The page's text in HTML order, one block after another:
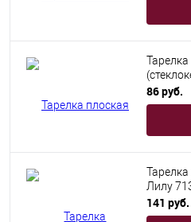
Тарелка
86 руб.
Лилу
141 руб.